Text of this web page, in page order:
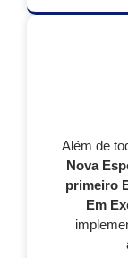
Além de
Nova
primeiro
Em